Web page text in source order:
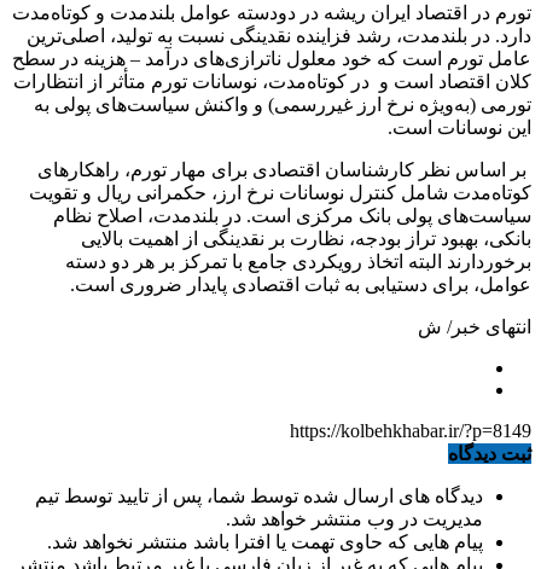
تورم در اقتصاد ایران ریشه در دودسته عوامل بلندمدت و کوتاه‌مدت
دارد. در بلندمدت، رشد فزاینده نقدینگی نسبت به تولید، اصلی‌ترین
عامل تورم است که خود معلول ناترازی‌های درآمد – هزینه در سطح
کلان اقتصاد است و در کوتاه‌مدت، نوسانات تورم متأثر از انتظارات
تورمی (به‌ویژه نرخ ارز غیررسمی) و واکنش سیاست‌های پولی به
این نوسانات است.
بر اساس نظر کارشناسان اقتصادی برای مهار تورم، راهکارهای
کوتاه‌مدت شامل کنترل نوسانات نرخ ارز، حکمرانی ریال و تقویت
سیاست‌های پولی بانک مرکزی است. در بلندمدت، اصلاح نظام
بانکی، بهبود تراز بودجه، نظارت بر نقدینگی از اهمیت بالایی
برخوردارند البته اتخاذ رویکردی جامع با تمرکز بر هر دو دسته
عوامل، برای دستیابی به ثبات اقتصادی پایدار ضروری است.
انتهای خبر/ ش
https://kolbehkhabar.ir/?p=8149
ثبت دیدگاه
دیدگاه های ارسال شده توسط شما، پس از تایید توسط تیم
مدیریت در وب منتشر خواهد شد.
پیام هایی که حاوی تهمت یا افترا باشد منتشر نخواهد شد.
پیام هایی که به غیر از زبان فارسی یا غیر مرتبط باشد منتشر